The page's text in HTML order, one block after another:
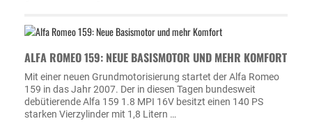
ALFA ROMEO 159: NEUE BASISMOTOR UND MEHR KOMFORT
Mit einer neuen Grundmotorisierung startet der Alfa Romeo
159 in das Jahr 2007. Der in diesen Tagen bundesweit
debütierende Alfa 159 1.8 MPI 16V besitzt einen 140 PS
starken Vierzylinder mit 1,8 Litern …